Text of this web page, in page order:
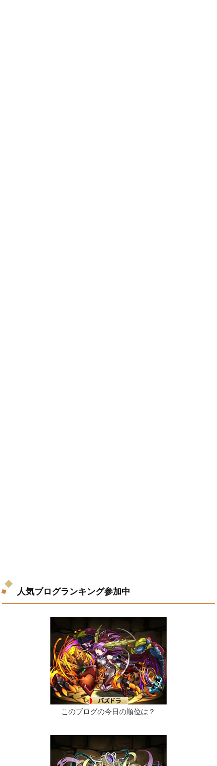
人気ブログランキング参加中
このブログの今日の順位は？